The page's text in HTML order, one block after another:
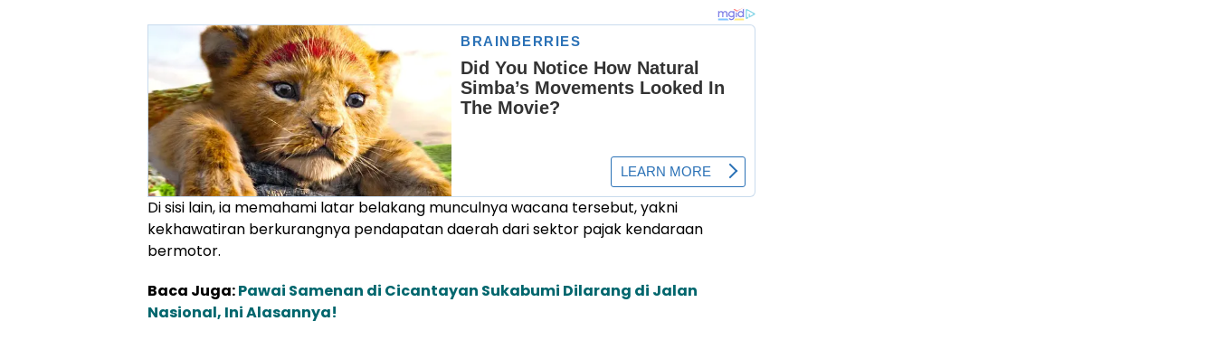
Di sisi lain, ia memahami latar belakang munculnya wacana tersebut, yakni
kekhawatiran berkurangnya pendapatan daerah dari sektor pajak kendaraan
bermotor.
Baca Juga:Pawai Samenan di Cicantayan Sukabumi Dilarang di Jalan
Nasional, Ini Alasannya!